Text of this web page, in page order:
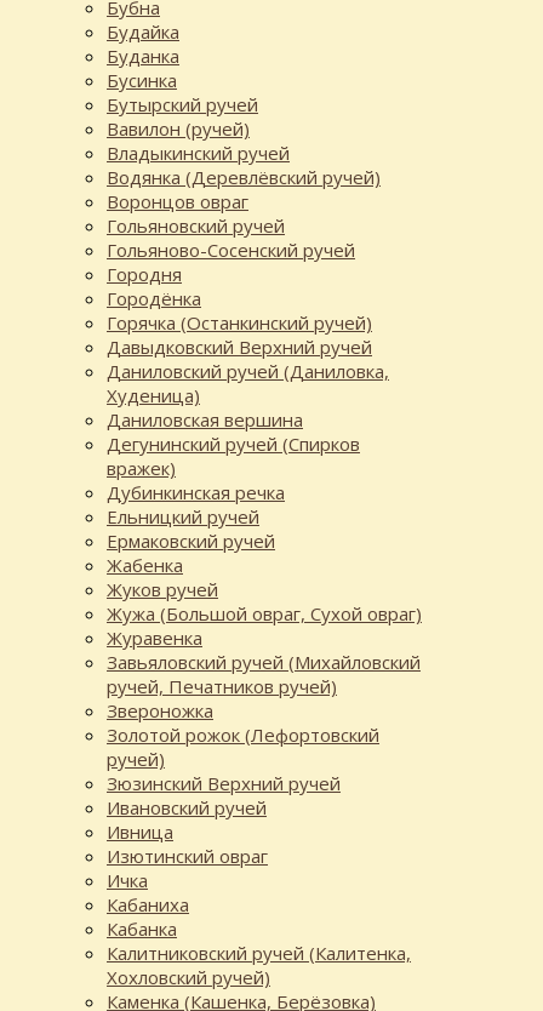
Бубна
Будайка
Буданка
Бусинка
Бутырский ручей
Вавилон (ручей)
Владыкинский ручей
Водянка (Деревлёвский ручей)
Воронцов овраг
Гольяновский ручей
Гольяново-Сосенский ручей
Городня
Городёнка
Горячка (Останкинский ручей)
Давыдковский Верхний ручей
Даниловский ручей (Даниловка,
Худеница)
Даниловская вершина
Дегунинский ручей (Спирков
вражек)
Дубинкинская речка
Ельницкий ручей
Ермаковский ручей
Жабенка
Жуков ручей
Жужа (Большой овраг, Сухой овраг)
Журавенка
Завьяловский ручей (Михайловский
ручей, Печатников ручей)
Звероножка
Золотой рожок (Лефортовский
ручей)
Зюзинский Верхний ручей
Ивановский ручей
Ивница
Изютинский овраг
Ичка
Кабаниха
Кабанка
Калитниковский ручей (Калитенка,
Хохловский ручей)
Каменка (Кашенка, Берёзовка)